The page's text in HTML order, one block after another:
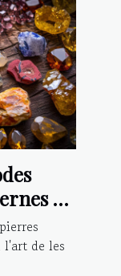
de
l'art de les